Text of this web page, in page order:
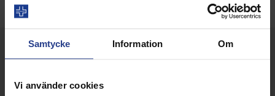
Samtycke Information Om
Vi använder cookies